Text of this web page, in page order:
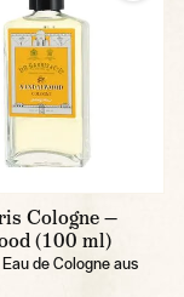
Cologne —
(100 ml)
de Cologne aus